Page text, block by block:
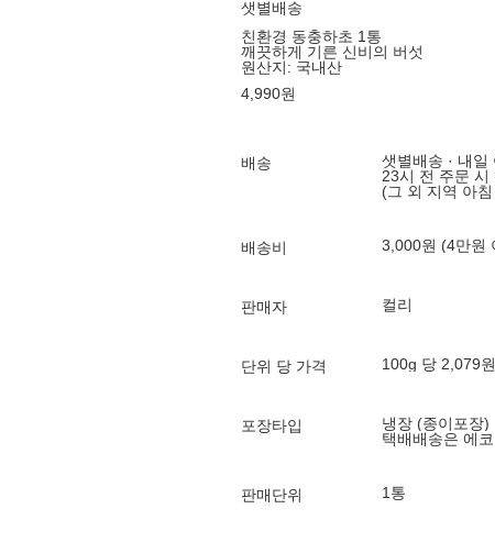
샛별배송
친환경 동충하초 1통
깨끗하게 기른 신비의 버섯
원산지: 국내산
4,990원
배송
샛별배송 · 내일
23시 전 주문
(그 외 지역 아
배송비 3,000원 (4만원
판매자 컬리
단위 당 가격 100g 당 2,079원
포장타입
냉장 (종이포장)
택배배송은 에
판매단위 1통